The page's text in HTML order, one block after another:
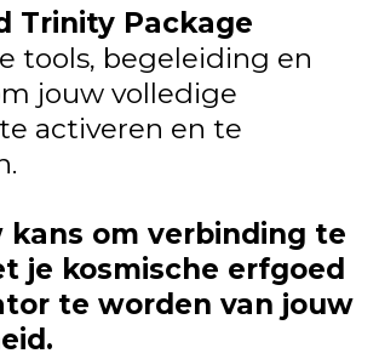
Trinity Package
tools, begeleiding en
jouw volledige
activeren en te
kans om verbinding te
je kosmische erfgoed
te worden van jouw